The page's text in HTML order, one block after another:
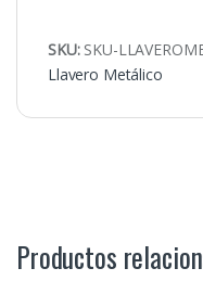
SKU: SKU-
Llavero Metálico
Productos